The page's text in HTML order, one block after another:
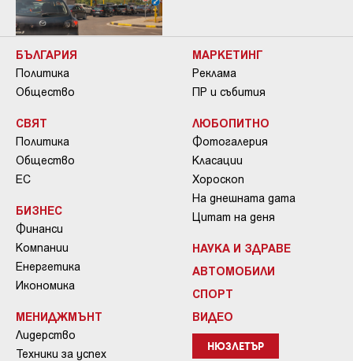
БЪЛГАРИЯ
Политика
Общество
СВЯТ
Политика
Общество
ЕС
БИЗНЕС
Финанси
Компании
Енергетика
Икономика
МЕНИДЖМЪНТ
Лидерство
Техники за успех
МАРКЕТИНГ
Реклама
ПР и събития
ЛЮБОПИТНО
Фотогалерия
Класации
Хороскоп
На днешната дата
Цитат на деня
НАУКА И ЗДРАВЕ
АВТОМОБИЛИ
СПОРТ
ВИДЕО
НЮЗЛЕТЪР